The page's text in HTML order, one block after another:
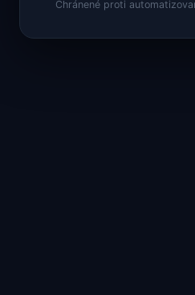
Chránené proti